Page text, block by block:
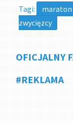
Tagi: maraton
zwycięzcy
OFICJALNY
#REKLAMA